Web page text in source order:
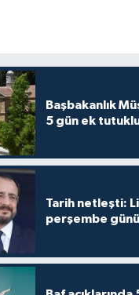
Başbakanlık
5 gün ek
Tarih netleşti:
perşembe